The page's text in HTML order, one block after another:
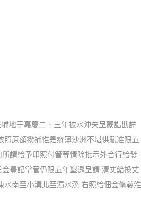
地于嘉慶二十三年被水沖失呈蒙詣勘詳
原額撥補惟是瘠薄沙洲不堪供賦准限五
請給予印照付管等情除批示外合行給發
豊記掌管仍限五年墾透呈請 清丈給換丈
南至小溝北至濁水溪 右照給佃金脩義淮